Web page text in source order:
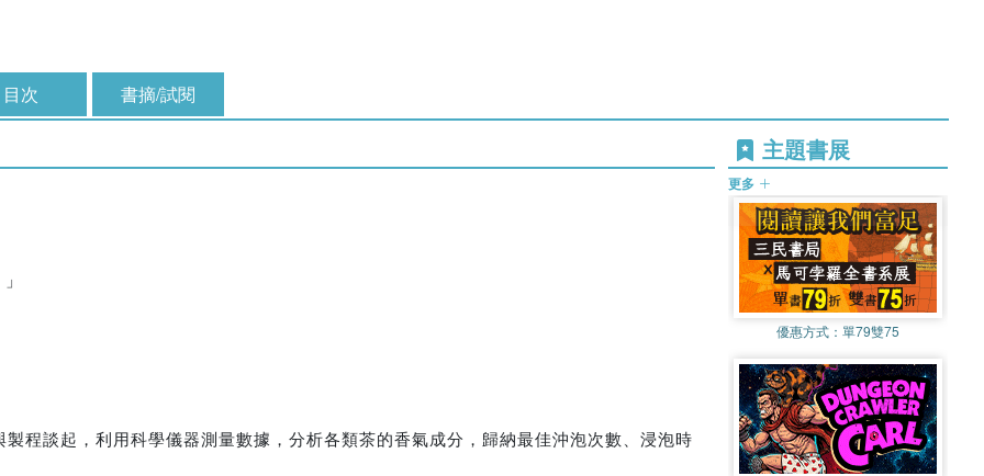
目次 書摘/試閱
程談起，利用科學儀器測量數據，分析各類茶的香氣成分，歸納最佳沖泡次數、浸泡時
主題書展
更多
優惠方式： 單79雙75